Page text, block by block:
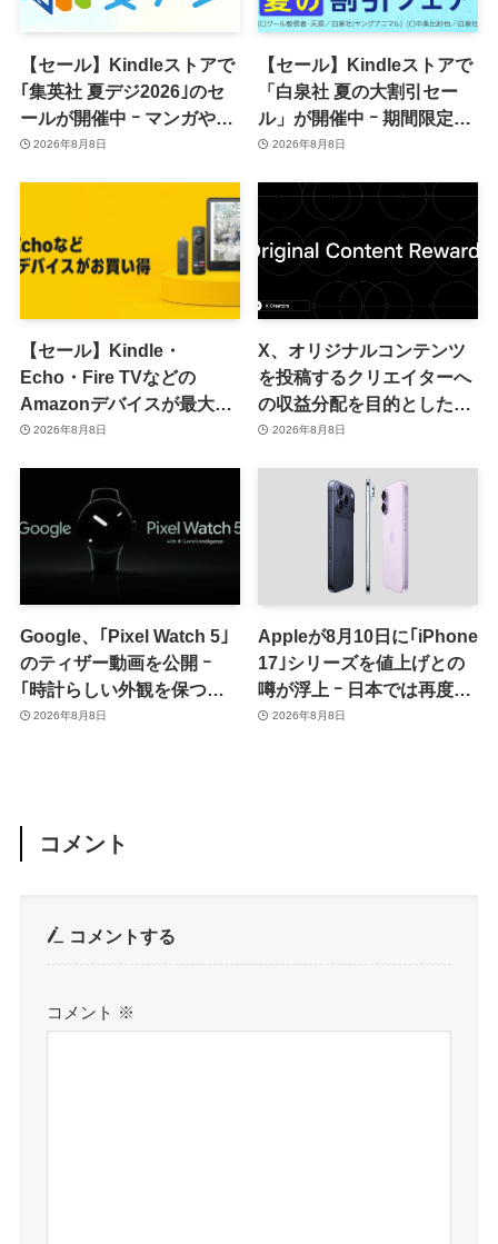
【セール】Kindleストアで
｢集英社 夏デジ2026｣のセ
ールが開催中 ｰ マンガや写
真集など1,000冊以上が
2026年8月8日
【セール】Kindleストアで
「白泉社 夏の大割引セー
ル」が開催中 ｰ 期間限定
70％オフや全巻50％オフな
2026年8月8日
【セール】Kindle・
Echo・Fire TVなどの
Amazonデバイスが最大
31%オフに
2026年8月8日
X、オリジナルコンテンツ
を投稿するクリエイターへ
の収益分配を目的とした
｢オリジナルコンテンツ報
従来の｢収益分配｣は廃止
2026年8月8日
Google、｢Pixel Watch 5｣
のティザー動画を公開 ｰ
｢時計らしい外観を保つ品
格｣をアピール
2026年8月8日
Appleが8月10日に｢iPhone
17｣シリーズを値上げとの
噂が浮上 ｰ 日本では再度値
上げの可能性も?!
2026年8月8日
コメント
コメントする
コメント ※